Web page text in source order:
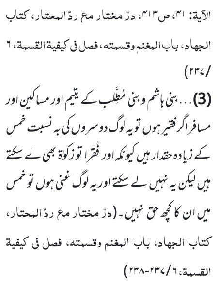
الآیۃ: ۴۱، ص۴۱۳، درّ مختار مع ردّ المحتار، کتاب
الجہاد، باب المغنم وقسمتہ، فصل فی کیفیۃ القسمۃ،۶
/ ۲۳۷
)
(3) …بنی ہاشم وبنی مُطَِّلب کے یتیم اور مساکین اور
مسافر اگر فقیر ہوں تو یہ لوگ دوسروں کی بہ نسبت خمس
کے زیادہ حقدار ہیں کیونکہ اور فُقرا تو زکوٰۃ بھی لے سکتے
ہیں لیکن یہ نہیں لے سکتے اور یہ لوگ غنی ہوں تو خمس
میں ان کا کچھ حق نہیں۔(درّ مختار مع ردّ المحتار،
کتاب الجہاد، باب المغنم وقسمتہ، فصل فی کیفیۃ
القسمۃ،۶ / ۲۳۷-۲۳۸
)